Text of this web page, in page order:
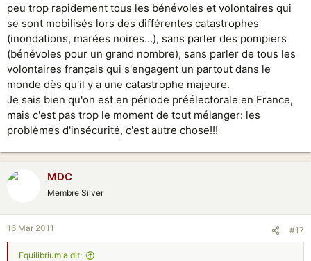
peu trop rapidement tous les bénévoles et volontaires qui
se sont mobilisés lors des différentes catastrophes
(inondations, marées noires...), sans parler des pompiers
(bénévoles pour un grand nombre), sans parler de tous les
volontaires français qui s'engagent un partout dans le
monde dès qu'il y a une catastrophe majeure.
Je sais bien qu'on est en période préélectorale en France,
mais c'est pas trop le moment de tout mélanger: les
problèmes d'insécurité, c'est autre chose!!!
MDC
Membre Silver
16 Mar 2011 #17
Equilibrium a dit: